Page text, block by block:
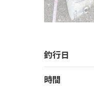
釣行日
時間